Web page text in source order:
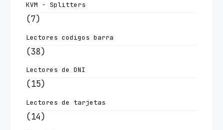
KVM - Splitters
(7)
Lectores codigos barra
(38)
Lectores de DNI
(15)
Lectores de tarjetas
(14)